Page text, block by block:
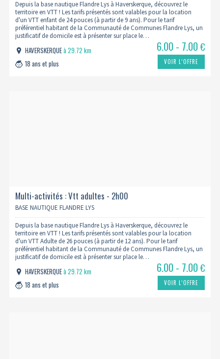
Depuis la base nautique Flandre Lys à Haverskerque, découvrez le
territoire en VTT ! Les tarifs présentés sont valables pour la location
d'un VTT enfant de 24 pouces (à partir de 9 ans). Pour le tarif
préférentiel habitant de la Communauté de Communes Flandre Lys, un
justificatif de domicile est à présenter sur place le…
HAVERSKERQUEà 29.72 km
18 ans et plus
6.00 - 7.00€
VOIR L’OFFRE
Multi-activités : Vtt adultes - 2h00
BASE NAUTIQUE FLANDRE LYS
Depuis la base nautique Flandre Lys à Haverskerque, découvrez le
territoire en VTT ! Les tarifs présentés sont valables pour la location
d'un VTT Adulte de 26 pouces (à partir de 12 ans). Pour le tarif
préférentiel habitant de la Communauté de Communes Flandre Lys, un
justificatif de domicile est à présenter sur place le…
HAVERSKERQUEà 29.72 km
18 ans et plus
6.00 - 7.00€
VOIR L’OFFRE